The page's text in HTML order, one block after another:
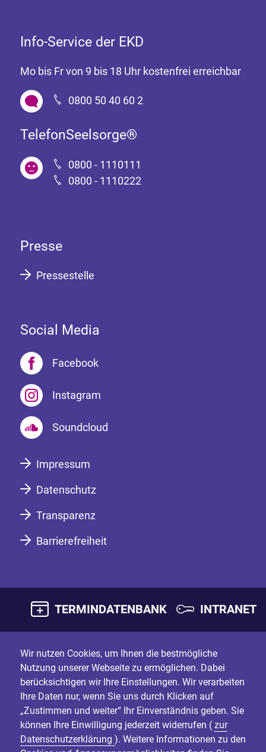
Info-Service der EKD
Mo bis Fr von 9 bis 18 Uhr kostenfrei erreichbar
0800 50 40 60 2
TelefonSeelsorge®
0800 - 1110111
0800 - 1110222
Presse
Pressestelle
Social Media
Facebook
Instagram
Soundcloud
Impressum
Datenschutz
Transparenz
Barrierefreiheit
TERMINDATENBANK INTRANET
Wir nutzen Cookies, um Ihnen die bestmögliche
Nutzung unserer Webseite zu ermöglichen. Dabei
berücksichtigen wir Ihre Einstellungen. Wir verarbeiten
Ihre Daten nur, wenn Sie uns durch Klicken auf
„Zustimmen und weiter“ Ihr Einverständnis geben. Sie
können Ihre Einwilligung jederzeit widerrufen ( zur
Datenschutzerklärung ). Weitere Informationen zu den